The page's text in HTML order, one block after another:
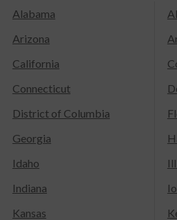
Alabama
Arizona
California
Connecticut
District of Columbia
Georgia
Idaho
Indiana
Kansas